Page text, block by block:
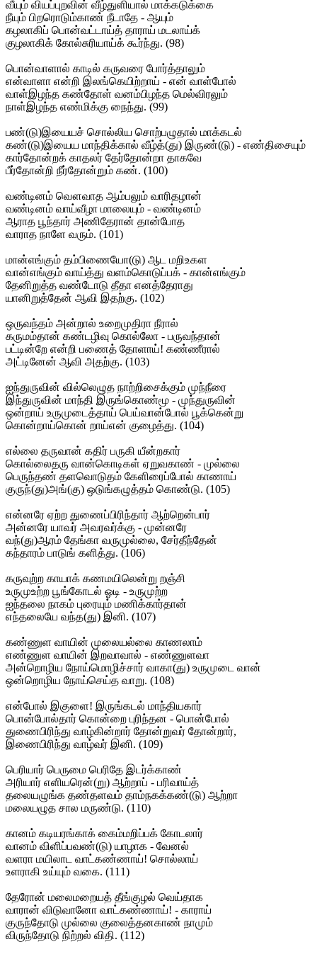
வீயும் வியப்புறவின் வீழ்துளியால் மாக்கடுக்கை
நீயும் பிறரொடும்காண் நீடாதே - ஆயும்
கழலாகிப் பொன்வட்டாய்த் தாராய் மடலாய்க்
குழலாகிக் கோல்சுரியாய்க் கூர்ந்து. (98)
பொன்வாளால் காடில் கருவரை போர்த்தாலும்
என்வாளா என்றி இலங்கெயிற்றாய் - என் வாள்போல்
வாள்இழந்த கண்தோள் வனம்பிழந்த மெல்விரலும்
நாள்இழந்த எண்மிக்கு நைந்து. (99)
பண்(டு)இயையச் சொல்லிய சொற்பழுதால் மாக்கடல்
கண்(டு)இயைய மாந்திக்கால் வீழ்த்(து) இருண்(டு) - எண்திசையும்
கார்தோன்றக் காதலர் தேர்தோன்றா தாகவே
பீர்தோன்றி நீர்தோன்றும் கண். (100)
வண்டினம் வௌவாத ஆம்பலும் வாரிதழான்
வண்டினம் வாய்வீழா மாலையும் - வண்டினம்
ஆராத பூந்தார் அணிதேரான் தான்போத
வாராத நாளே வரும். (101)
மான்எங்கும் தம்பிணையோ(டு) ஆட மறிஉகள
வான்எங்கும் வாய்த்து வளம்கொடுப்பக் - கான்எங்கும்
தேனிறுத்த வண்டோடு தீதா எனத்தேராது
யானிறுத்தேன் ஆவி இதற்கு. (102)
ஒருவந்தம் அன்றால் உறைமுதிரா நீரால்
கருமம்தான் கண்டழிவு கொல்லோ - பருவந்தான்
பட்டின்றே என்றி பணைத் தோளாய்! கண்ணீரால்
அட்டினேன் ஆவி அதற்கு. (103)
ஐந்துருவின் வில்லெழுத நாற்றிசைக்கும் முந்நீரை
இந்துருவின் மாந்தி இருங்கொண்மூ - முந்துருவின்
ஒன்றாய் உருமுடைத்தாய் பெய்வான்போல் பூக்கென்று
கொன்றாய்கொன் றாய்என் குழைத்து. (104)
எல்லை தருவான் கதிர் பருகி யீன்றகார்
கொல்லைதரு வான்கொடிகள் ஏறுவகாண் - முல்லை
பெருந்தண் தளவொடுதம் கேளிரைப்போல் காணாய்
குருந்(து)அங்(கு) ஒடுங்கழுத்தம் கொண்டு. (105)
என்னரே ஏற்ற துணைப்பிரிந்தார் ஆற்றென்பார்
அன்னரே யாவர் அவரவர்க்கு - முன்னரே
வந்(து)ஆரம் தேங்கா வருமுல்லை, சேர்தீந்தேன்
கந்தாரம் பாடுங் களித்து. (106)
கருவுற்ற காயாக் கணமயிலென்று றஞ்சி
உருமுஉற்ற பூங்கோடல் ஓடி - உருமுற்ற
ஐந்தலை நாகம் புரையும் மணிக்கார்தான்
எந்தலையே வந்த(து) இனி. (107)
கண்ணுள வாயின் முலையல்லை காணலாம்
எண்ணுள வாயின் இறவாவால் - எண்ணுளவா
அன்றொழிய நோய்மொழிச்சார் வாகா(து) உருமுடை வான்
ஒன்றொழிய நோய்செய்த வாறு. (108)
என்போல் இகுளை! இருங்கடல் மாந்தியகார்
பொன்போல்தார் கொன்றை புரிந்தன - பொன்போல்
துணைபிரிந்து வாழ்கின்றார் தோன்றுவர் தோன்றார்,
இணைபிரிந்து வாழ்வர் இனி. (109)
பெரியார் பெருமை பெரிதே இடர்க்காண்
அரியார் எளியரென்(று) ஆற்றாப் - பரிவாய்த்
தலையழுங்க தண்தளவம் தாம்நகக்கண்(டு) ஆற்றா
மலையழுத சால மருண்டு. (110)
கானம் கடியரங்காக் கைம்மறிப்பக் கோடலார்
வானம் விளிப்பவண்(டு) யாழாக - வேனல்
வளரா மயிலாட வாட்கண்ணாய்! சொல்லாய்
உளராகி உய்யும் வகை. (111)
தேரோன் மலைமறையத் தீங்குழல் வெய்தாக
வாரான் விடுவானோ வாட்கண்ணாய்! - காராய்
குருந்தோடு முல்லை குலைத்தனகாண் நாமும்
விருந்தோடு நிற்றல் விதி. (112)